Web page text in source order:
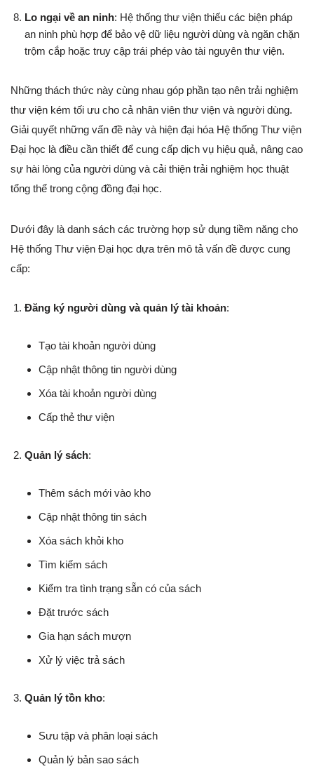
Lo ngại về an ninh: Hệ thống thư viện thiếu các biện pháp
an ninh phù hợp để bảo vệ dữ liệu người dùng và ngăn chặn
trộm cắp hoặc truy cập trái phép vào tài nguyên thư viện.
Những thách thức này cùng nhau góp phần tạo nên trải nghiệm
thư viện kém tối ưu cho cả nhân viên thư viện và người dùng.
Giải quyết những vấn đề này và hiện đại hóa Hệ thống Thư viện
Đại học là điều cần thiết để cung cấp dịch vụ hiệu quả, nâng cao
sự hài lòng của người dùng và cải thiện trải nghiệm học thuật
tổng thể trong cộng đồng đại học.
Dưới đây là danh sách các trường hợp sử dụng tiềm năng cho
Hệ thống Thư viện Đại học dựa trên mô tả vấn đề được cung
cấp:
Đăng ký người dùng và quản lý tài khoản:
Tạo tài khoản người dùng
Cập nhật thông tin người dùng
Xóa tài khoản người dùng
Cấp thẻ thư viện
Quản lý sách:
Thêm sách mới vào kho
Cập nhật thông tin sách
Xóa sách khỏi kho
Tìm kiếm sách
Kiểm tra tình trạng sẵn có của sách
Đặt trước sách
Gia hạn sách mượn
Xử lý việc trả sách
Quản lý tồn kho:
Sưu tập và phân loại sách
Quản lý bản sao sách